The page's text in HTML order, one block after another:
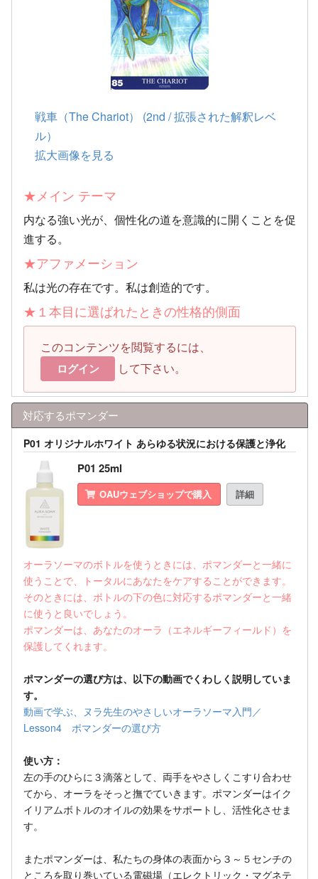
戦車（The Chariot） (2nd / 拡張された解釈レベ
ル）
拡大画像を見る
★メイン テーマ
内なる強い光が、個性化の道を意識的に開くことを促
進する。
★アファメーション
私は光の存在です。私は創造的です。
★１本目に選ばれたときの性格的側面
このコンテンツを閲覧するには、
ログイン して下さい。
対応するポマンダー
P01 オリジナルホワイト あらゆる状況における保護と浄化
P01 25ml
OAUウェブショップで購入 詳細
オーラソーマのボトルを使うときには、ポマンダーと一緒に
使うことで、トータルにあなたをケアすることができます。
そのときには、ボトルの下の色に対応するポマンダーと一緒
に使うと良いでしょう。
ポマンダーは、あなたのオーラ（エネルギーフィールド）を
保護してくれます。
ポマンダーの選び方は、以下の動画でくわしく説明していま
す。
動画で学ぶ、ヌラ先生のやさしいオーラソーマ入門／
Lesson4 ポマンダーの選び方
使い方：
左の手のひらに３滴落として、両手をやさしくこすり合わせ
てから、オーラをそっと撫でていきます。ポマンダーはイク
イリアムボトルのオイルの効果をサポートし、活性化させま
す。
またポマンダーは、私たちの身体の表面から３～５センチの
ところを取り巻いている電磁場（エレクトリック・マグネテ